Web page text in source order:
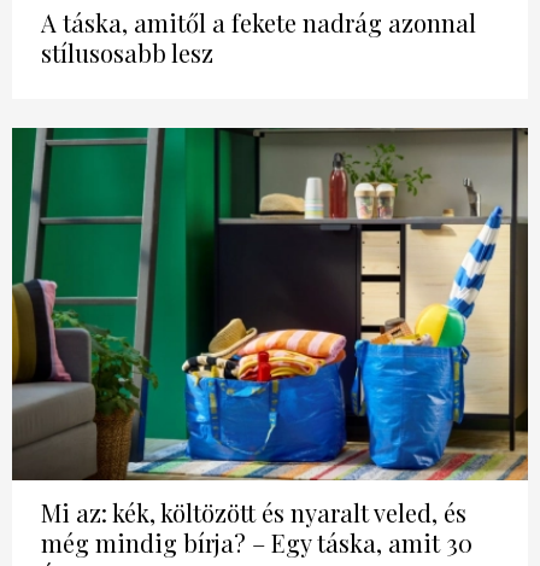
A táska, amitől a fekete nadrág azonnal
stílusosabb lesz
Mi az: kék, költözött és nyaralt veled, és
még mindig bírja? – Egy táska, amit 30